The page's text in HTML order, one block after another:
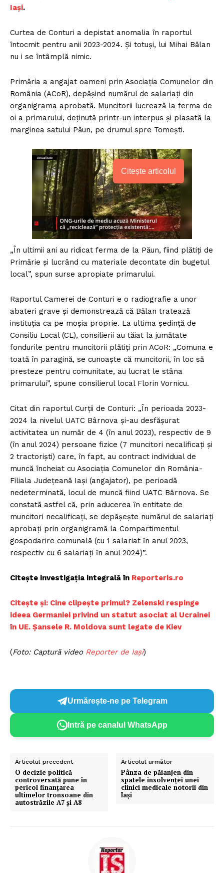
Iași.
Curtea de Conturi a depistat anomalia în raportul
întocmit pentru anii 2023-2024. Și totuși, lui Mihai Bălan
nu i se întâmplă nimic.
Primăria a angajat oameni prin Asociația Comunelor din
România (ACoR), depășind numărul de salariați din
organigrama aprobată. Muncitorii lucrează la ferma de
oi a primarului, deținută printr-un interpus și plasată la
marginea satului Păun, pe drumul spre Tomești.
Citește articolul
„În ultimii ani au ridicat ferma de la Păun, fiind plătiți de
Primărie și lucrând cu materiale decontate din bugetul
local”, spun surse apropiate primarului.
Raportul Camerei de Conturi e o radiografie a unor
abateri grave și demonstrează că Bălan tratează
instituția ca pe moșia proprie. La ultima ședință de
Consiliu Local (CL), consilierii au tăiat la jumătate
fondurile pentru muncitorii plătiți prin ACoR: „Comuna e
toată în paragină, se cunoaște că muncitorii, în loc să
presteze pentru comunitate, au lucrat le stâna
primarului”, spune consilierul local Florin Vornicu.
Citat din raportul Curții de Conturi: „În perioada 2023-
2024 la nivelul UATC Bârnova și-au desfășurat
activitatea un număr de 4 (în anul 2023), respectiv de 9
(în anul 2024) persoane fizice (7 muncitori necalificați și
2 tractoriști) care, în fapt, au contract individual de
muncă încheiat cu Asociația Comunelor din România-
Filiala Județeană Iași (angajator), pe perioadă
nedeterminată, locul de muncă fiind UATC Bârnova. Se
constată astfel că, prin aducerea ȋn entitate de
muncitori necalificați, se depășește numărul de salariați
aprobați prin organigramă la Compartimentul
gospodarire comunală (cu 1 salariat ȋn anul 2023,
respectiv cu 6 salariați ȋn anul 2024)”.
Citește investigația integrală în Reporteris.ro
Citește și: Cine clipește primul? Zelenski respinge
ideea Germaniei privind un statut asociat al Ucrainei
în UE. Șansele R. Moldova sunt legate de Kiev
(Foto: Captură video Reporter de Iași)
Urmărește-ne pe Telegram
Intră pe canalul WhatsApp
Articolul precedent
O decizie politică
controversată pune în
pericol finanțarea
ultimelor tronsoane din
autostrăzile A7 și A8
Articolul următor
Pânza de păianjen din
spatele insolvenței unei
clinici medicale notorii din
Iași